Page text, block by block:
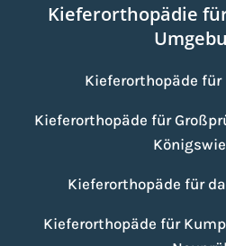
Kieferorthopädie
Kieferorthopäde
Kieferorthopäde für
Kieferorthopäde für
Kieferorthopäde für